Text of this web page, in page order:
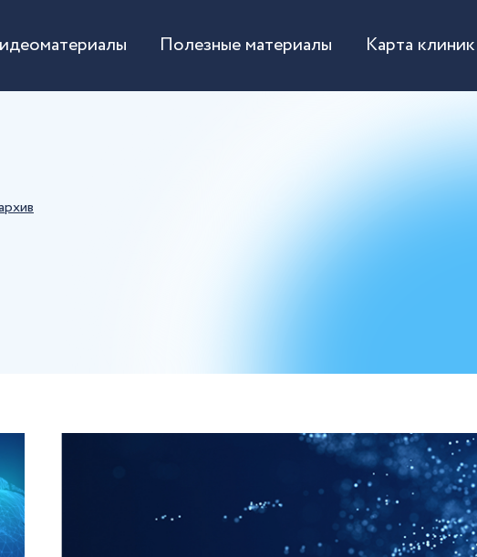
Полезные материалы Карта клиник